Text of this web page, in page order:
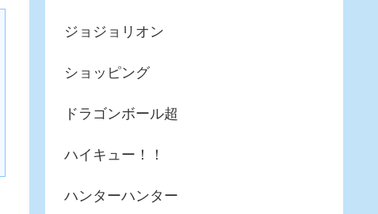
ジョジョリオン
ショッピング
ドラゴンボール超
ハイキュー！！
ハンターハンター